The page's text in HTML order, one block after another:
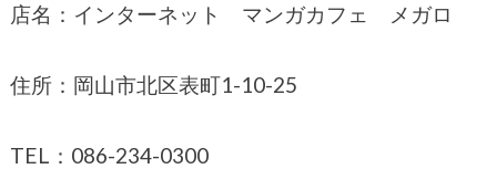
店名：インターネット マンガカフェ メガロ
住所：岡山市北区表町1-10-25
TEL：086-234-0300